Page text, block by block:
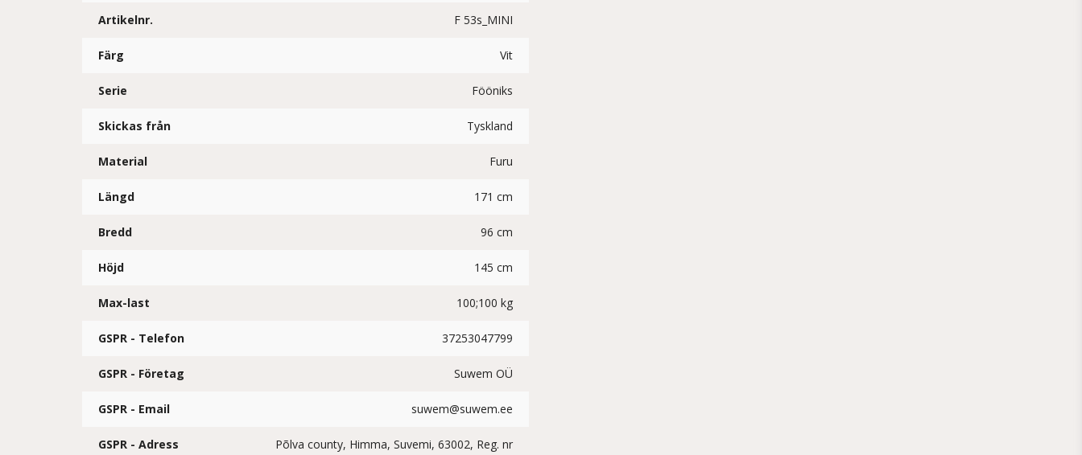
Artikelnr. F 53s_MINI
Färg Vit
Serie Fööniks
Skickas från Tyskland
Material Furu
Längd 171 cm
Bredd 96 cm
Höjd 145 cm
Max-last 100;100 kg
GSPR - Telefon 37253047799
GSPR - Företag Suwem OÜ
GSPR - Email suwem@suwem.ee
GSPR - Adress
Põlva county, Himma, Suvemi, 63002, Reg. nr